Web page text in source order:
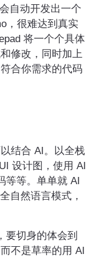
自动开发出一个
，很难达到真实
将一个个具体
修改，同时加上
合你需求的代码
结合 AI。以全栈
设计图，使用 AI
等等。单单就 AI
自然语言模式，
要切身的体会到
不是草率的用 AI